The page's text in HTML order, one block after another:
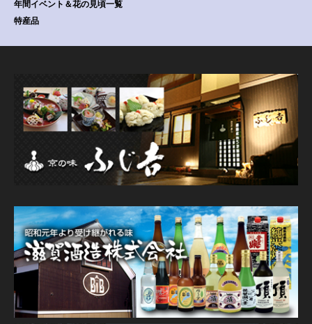
年間イベント＆花の見頃一覧
特産品